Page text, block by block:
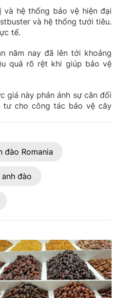
hệ thống bảo vệ hiện đại
và hệ thống tưới tiêu.
tế.
năm nay đã lên tới khoảng
quả rõ rệt khi giúp bảo vệ
giá này phản ánh sự cân đối
tư cho công tác bảo vệ cây
đào Romania
đào